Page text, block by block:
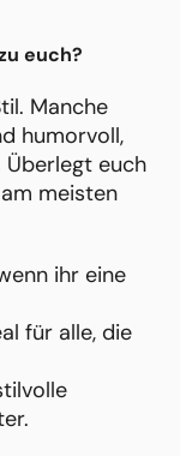
euch?
Manche
humorvoll,
euch
meisten
ihr eine
für alle, die